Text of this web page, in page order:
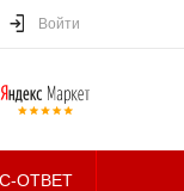
Войти
ОТВЕТ